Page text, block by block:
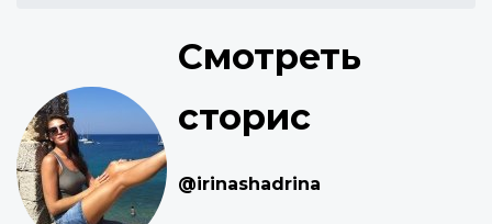
Смотреть
сторис
@irinashadrina